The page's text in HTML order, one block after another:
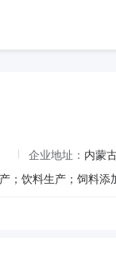
企业地址： 内蒙